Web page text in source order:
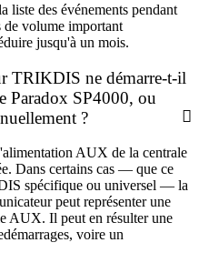
liste des événements pendant
de volume important
jusqu'à un mois.
TRIKDIS ne démarre-t-il
Paradox SP4000, ou
?
AUX de la centrale
Dans certains cas — que ce
spécifique ou universel — la
peut représenter une
AUX. Il peut en résulter une
voire un